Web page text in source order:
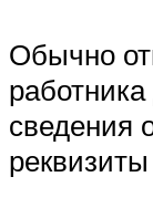
Обычно
сведения